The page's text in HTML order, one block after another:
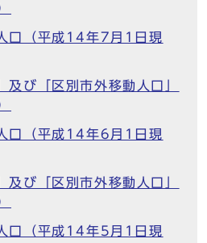
口（平成14年7月1日現
及び「区別市外移動人口」
口（平成14年6月1日現
及び「区別市外移動人口」
口（平成14年5月1日現